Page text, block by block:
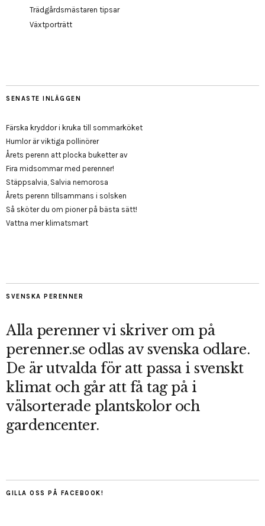
Trädgårdsmästaren tipsar
Växtporträtt
SENASTE INLÄGGEN
Färska kryddor i kruka till sommarköket
Humlor är viktiga pollinörer
Årets perenn att plocka buketter av
Fira midsommar med perenner!
Stäppsalvia, Salvia nemorosa
Årets perenn tillsammans i solsken
Så sköter du om pioner på bästa sätt!
Vattna mer klimatsmart
SVENSKA PERENNER
Alla perenner vi skriver om på
perenner.se odlas av svenska odlare.
De är utvalda för att passa i svenskt
klimat och går att få tag på i
välsorterade plantskolor och
gardencenter.
GILLA OSS PÅ FACEBOOK!